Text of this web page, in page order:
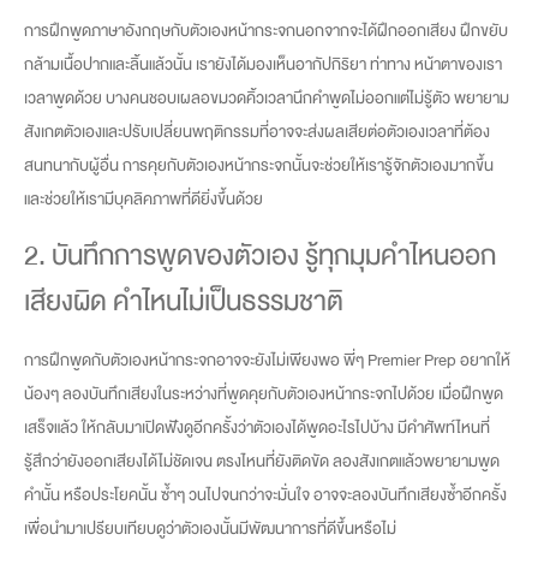
การฝึกพูดภาษาอังกฤษกับตัวเองหน้ากระจกนอกจากจะได้ฝึกออกเสียง ฝึกขยับ
กล้ามเนื้อปากและลิ้นแล้วนั้น เรายังได้มองเห็นอากัปกิริยา ท่าทาง หน้าตาของเรา
เวลาพูดด้วย บางคนชอบเผลอขมวดคิ้วเวลานึกคำพูดไม่ออกแต่ไม่รู้ตัว พยายาม
สังเกตตัวเองและปรับเปลี่ยนพฤติกรรมที่อาจจะส่งผลเสียต่อตัวเองเวลาที่ต้อง
สนทนากับผู้อื่น การคุยกับตัวเองหน้ากระจกนั้นจะช่วยให้เรารู้จักตัวเองมากขึ้น
และช่วยให้เรามีบุคลิคภาพที่ดียิ่งขึ้นด้วย
2. บันทึกการพูดของตัวเอง รู้ทุกมุมคำไหนออก
เสียงผิด คำไหนไม่เป็นธรรมชาติ
การฝึกพูดกับตัวเองหน้ากระจกอาจจะยังไม่เพียงพอ พี่ๆ Premier Prep อยากให้
น้องๆ ลองบันทึกเสียงในระหว่างที่พูดคุยกับตัวเองหน้ากระจกไปด้วย เมื่อฝึกพูด
เสร็จแล้ว ให้กลับมาเปิดฟังดูอีกครั้งว่าตัวเองได้พูดอะไรไปบ้าง มีคำศัพท์ไหนที่
รู้สึกว่ายังออกเสียงได้ไม่ชัดเจน ตรงไหนที่ยังติดขัด ลองสังเกตแล้วพยายามพูด
คำนั้น หรือประโยคนั้น ซ้ำๆ วนไปจนกว่าจะมั่นใจ อาจจะลองบันทึกเสียงซ้ำอีกครั้ง
เพื่อนำมาเปรียบเทียบดูว่าตัวเองนั้นมีพัฒนาการที่ดีขึ้นหรือไม่